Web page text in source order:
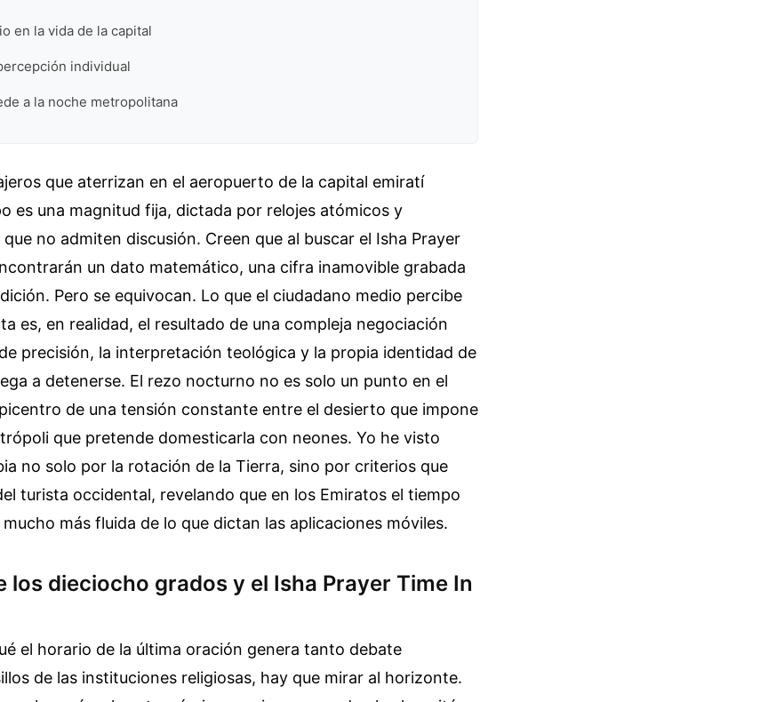
en la vida de la capital
individual
a la noche metropolitana
que aterrizan en el aeropuerto de la capital emiratí
es una magnitud fija, dictada por relojes atómicos y
no admiten discusión. Creen que al buscar el Isha Prayer
un dato matemático, una cifra inamovible grabada
Pero se equivocan. Lo que el ciudadano medio percibe
es, en realidad, el resultado de una compleja negociación
precisión, la interpretación teológica y la propia identidad de
a detenerse. El rezo nocturno no es solo un punto en el
de una tensión constante entre el desierto que impone
que pretende domesticarla con neones. Yo he visto
no solo por la rotación de la Tierra, sino por criterios que
turista occidental, revelando que en los Emiratos el tiempo
más fluida de lo que dictan las aplicaciones móviles.
los dieciocho grados y el Isha Prayer Time In
el horario de la última oración genera tanto debate
de las instituciones religiosas, hay que mirar al horizonte.